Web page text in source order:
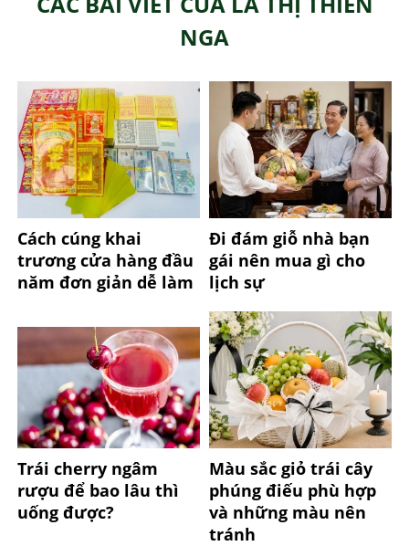
NGA
Cách cúng khai
trương cửa hàng đầu
năm đơn giản dễ làm
Đi đám giỗ nhà bạn
gái nên mua gì cho
lịch sự
Trái cherry ngâm
rượu để bao lâu thì
uống được?
Màu sắc giỏ trái cây
phúng điếu phù hợp
và những màu nên
tránh